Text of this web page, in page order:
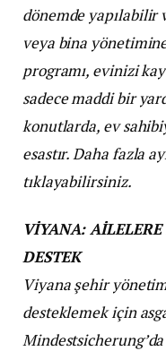
dönemde yapılabilir
veya bina
programı, evinizi
sadece maddi bir
konutlarda, ev
esastır. Daha fazla
tıklayabilirsiniz.
VİYANA:
DESTEK
Viyana şehir
desteklemek için